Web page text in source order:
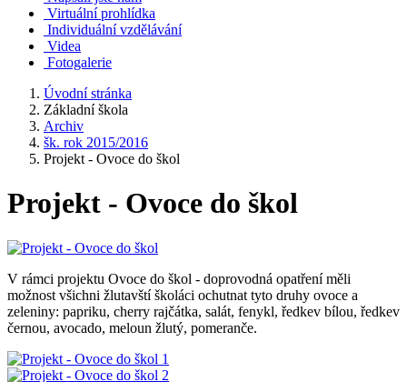
Virtuální prohlídka
Individuální vzdělávání
Videa
Fotogalerie
Úvodní stránka
Základní škola
Archiv
šk. rok 2015/2016
Projekt - Ovoce do škol
Projekt - Ovoce do škol
V rámci projektu Ovoce do škol - doprovodná opatření měli
možnost všichni žlutavští školáci ochutnat tyto druhy ovoce a
zeleniny: papriku, cherry rajčátka, salát, fenykl, ředkev bílou, ředkev
černou, avocado, meloun žlutý, pomeranče.